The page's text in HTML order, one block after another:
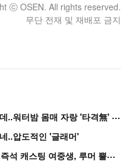
ⓒ OSEN. All rights reserved.
무단 전재 및 재배포 금지
비
비, 성행위 연상 안무로 논란인데..워터밤 몸매 자랑 '타격無' 근황
..압도적인 '글래머'
“
연습생 아닙니다” 싸이 '흠뻑쇼' 즉석 캐스팅 여중생, 루머 뿔났다[Oh!쎈 이...